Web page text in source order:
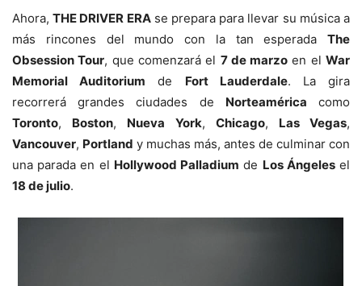
Ahora,THE DRIVER ERAse prepara para llevar su música a
más rincones del mundo con la tan esperada The
Obsession Tour, que comenzará el 7 de marzo en elWar
Memorial Auditorium de Fort Lauderdale. La gira
recorrerá grandes ciudades de Norteamérica como
Toronto, Boston, Nueva York, Chicago, Las Vegas,
Vancouver, Portland y muchas más, antes de culminar con
una parada en el Hollywood Palladium de Los Ángelesel
18 de julio.